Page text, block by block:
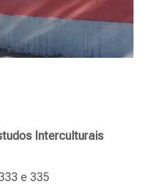
Interculturais
e 335